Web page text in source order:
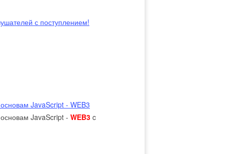
с поступлением!
JavaScript - WEB3
JavaScript - WEB3 c